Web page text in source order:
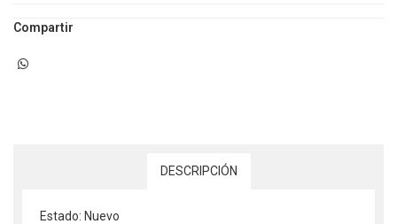
Compartir
DESCRIPCIÓN
Estado: Nuevo